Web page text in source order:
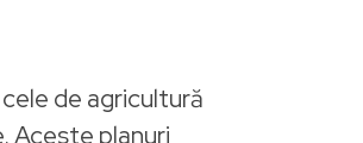
de agricultură
Aceste planuri